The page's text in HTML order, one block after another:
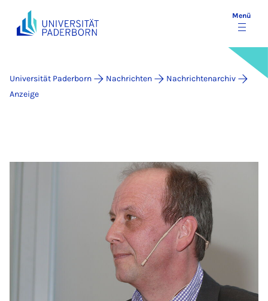
Menü
Universität Paderborn Nachrichten
Nachrichtenarchiv
Anzeige